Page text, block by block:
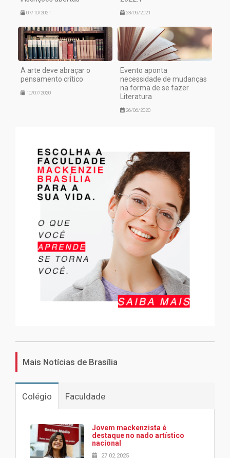
07/10/2021 23/09/2021
A arte deve abraçar o
pensamento crítico
10/07/2020
Evento aponta
necessidade de mudanças
na forma de se fazer
Literatura
26/06/2020
Mais Notícias de Brasília
Colégio Faculdade
Jovem mackenzista é
destaque no nado artístico
nacional
27.02.2025